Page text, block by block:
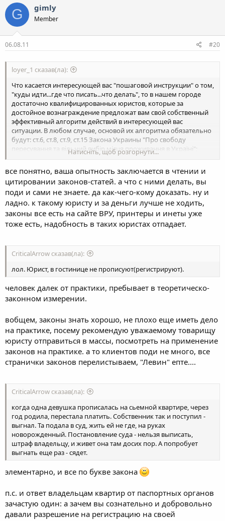
G gimly
Member
06.08.11 #20
loyer_1 сказав(ла):
Что касается интересующей вас "пошаговой инструкции" о том,
"куды идти...где что писать...что делать", то в нашем городе
достаточно квалифицированных юристов, которые за
достойное вознаграждение предложат вам свой собственный
эффективный алгоритм действий в интересующей вас
ситуации. В любом случае, основой их алгоритма обязательно
будут: ст.6, ст.8, ст.9, ст.15 Закона Украины "Про свободу
пересування та вільний вибір місця проживання в Україні";
ст.197 и ст.199 Кодекса Украины об административных
Лично я никаких "пошаговых инструкций" субъектам, которые
сначала непонятно что оспаривают в моей бесплатной
консультации, а затем еще и запросто просят еще одну
бесплатную консультацию, - не предоставляю. Потому что от
таких субъектов все равно не дождешься ни достойного
вознаграждения, ни хотя бы простой благодарности.
Натисніть, щоб розгорнути...
все понятно, ваша опытность заключается в чтении и
цитировании законов-статей. а что с ними делать, вы
поди и сами не знаете. да как-чего-кому доказать. ну и
ладно. к такому юристу и за деньги лучше не ходить,
законы все есть на сайте ВРУ, принтеры и инеты уже
тоже есть, надобность в таких юристах отпадает.
CriticalArrow сказав(ла):
лол. Юрист, в гостинице не прописуют(регистрируют).
человек далек от практики, пребывает в теоретическо-
законном измерении.
вобщем, законы знать хорошо, не плохо еще иметь дело
на практике, посему рекомендую уважаемому товарищу
юристу отправиться в массы, посмотреть на применение
законов на практике. а то клиентов поди не много, все
странички законов перелистываем, "Левин" епте....
CriticalArrow сказав(ла):
когда одна девушка прописалась на сьемной квартире, через
год родила, перестала платить. Собственник так и поступил -
выгнал. Та подала в суд, жить ей не где, на руках
новорожденный. Постановление суда - нельзя выписать,
штраф владельцу, и живет она там досих пор. А попробует
выгнать еще раз - сядет.
элементарно, и все по букве закона
п.с. и ответ владельцам квартир от паспортных органов
зачастую один: а зачем вы сознательно и добровольно
давали разрешение на регистрацию на своей